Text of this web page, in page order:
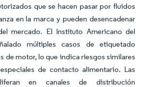
que se hacen pasar por fluidos
en la marca y pueden desencadenar
mercado. El Instituto Americano del
múltiples casos de etiquetado
de motor, lo que indica riesgos similares
de contacto alimentario. Las
en canales de distribución